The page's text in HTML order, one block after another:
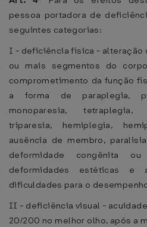
pessoa portadora de
seguintes categorias:
I - deficiência física - alteração
ou mais segmentos do
comprometimento da função
a forma de paraplegia,
monoparesia, tetraplegia,
triparesia, hemiplegia,
ausência de membro,
deformidade congênita
deformidades estéticas e
dificuldades para o
II - deficiência visual -
20/200 no melhor olho, após a